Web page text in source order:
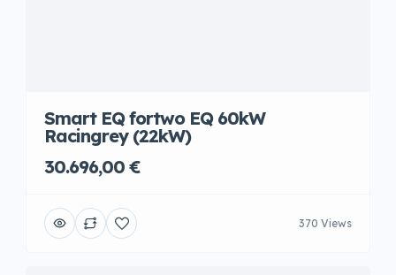
Smart EQ fortwo EQ 60kW
Racingrey (22kW)
30.696,00 €
370 Views